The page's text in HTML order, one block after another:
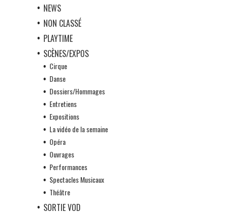
NEWS
NON CLASSÉ
PLAYTIME
SCÈNES/EXPOS
Cirque
Danse
Dossiers/Hommages
Entretiens
Expositions
La vidéo de la semaine
Opéra
Ouvrages
Performances
Spectacles Musicaux
Théâtre
SORTIE VOD